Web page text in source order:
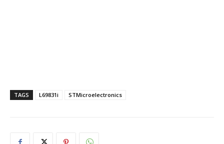
TAGS L69831i STMicroelectronics